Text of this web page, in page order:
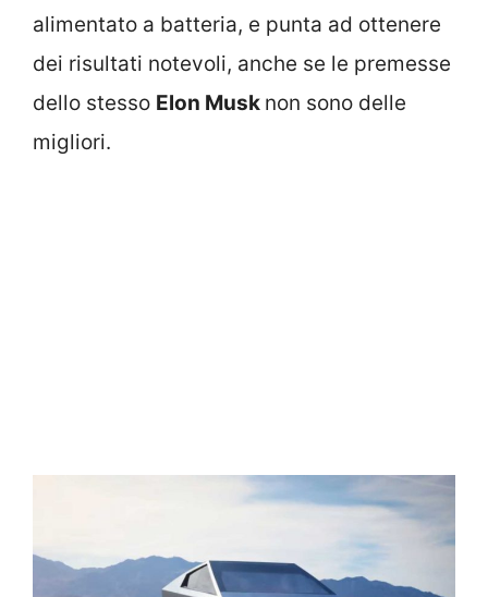
alimentato a batteria, e punta ad ottenere
dei risultati notevoli, anche se le premesse
dello stesso Elon Musk non sono delle
migliori.